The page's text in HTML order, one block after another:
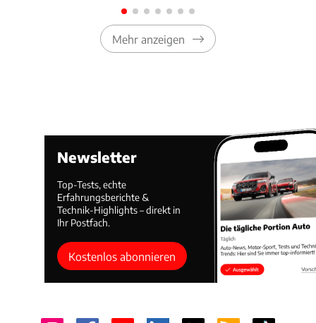
Mehr anzeigen
Newsletter
Top-Tests, echte
Erfahrungsberichte &
Technik-Highlights – direkt in
Ihr Postfach.
Kostenlos abonnieren